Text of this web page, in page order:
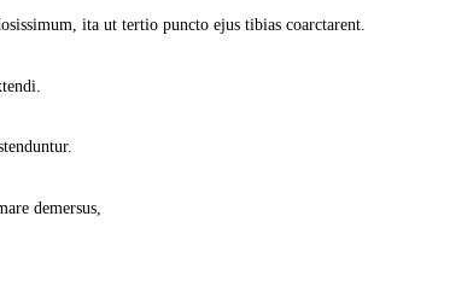
ita ut tertio puncto ejus tibias coarctarent.
demersus,